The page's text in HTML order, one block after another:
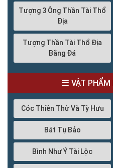
Tượng 3 Ông Thần Tài Thổ
Địa
Tượng Thần Tài Thổ Địa
Bằng Đá
VẬT PHẨM
Cóc Thiền Thừ Và Tỳ Hưu
Bát Tụ Bảo
Bình Như Ý Tài Lộc